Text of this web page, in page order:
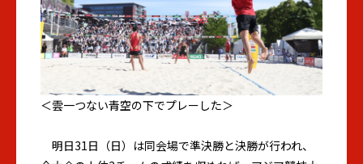
＜雲一つない青空の下でプレーした＞
明日31日（日）は同会場で準決勝と決勝が行われ、